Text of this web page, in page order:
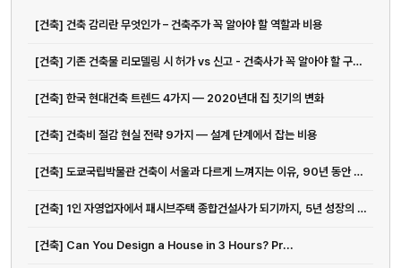
[건축] 건축 감리란 무엇인가 – 건축주가 꼭 알아야 할 역할과 비용
[건축] 기존 건축물 리모델링 시 허가 vs 신고 - 건축사가 꼭 알아야 할 구분 기준
[건축] 한국 현대건축 트렌드 4가지 — 2020년대 집 짓기의 변화
[건축] 건축비 절감 현실 전략 9가지 — 설계 단계에서 잡는 비용
[건축] 도쿄국립박물관 건축이 서울과 다르게 느껴지는 이유, 90년 동안 쌓...
[건축] 1인 자영업자에서 패시브주택 종합건설사가 되기까지, 5년 성장의 진짜 의미
[건축] Can You Design a House in 3 Hours? Pr...